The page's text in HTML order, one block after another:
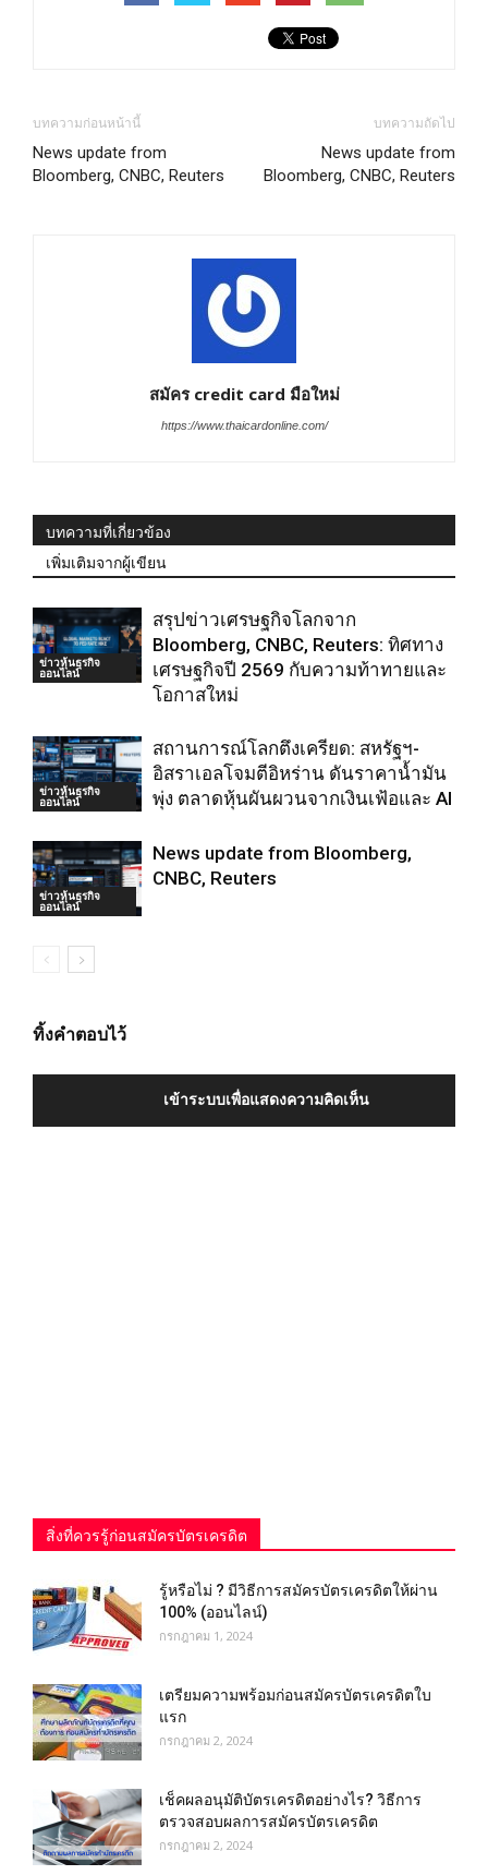
บทความก่อนหน้านี้
News update from
Bloomberg, CNBC, Reuters
บทความถัดไป
News update from
Bloomberg, CNBC, Reuters
สมัคร credit card มือใหม่
https://www.thaicardonline.com/
บทความที่เกี่ยวข้อง
เพิ่มเติมจากผู้เขียน
ข่าวหุ้นธุรกิจ
ออนไลน์
สรุปข่าวเศรษฐกิจโลกจาก
Bloomberg, CNBC, Reuters: ทิศทาง
เศรษฐกิจปี 2569 กับความท้าทายและ
โอกาสใหม่
ข่าวหุ้นธุรกิจ
ออนไลน์
สถานการณ์โลกตึงเครียด: สหรัฐฯ-
อิสราเอลโจมตีอิหร่าน ดันราคาน้ำมัน
พุ่ง ตลาดหุ้นผันผวนจากเงินเฟ้อและ AI
ข่าวหุ้นธุรกิจ
ออนไลน์
News update from Bloomberg,
CNBC, Reuters
ทิ้งคำตอบไว้
เข้าระบบเพื่อแสดงความคิดเห็น
สิ่งที่ควรรู้ก่อนสมัครบัตรเครดิต
รู้หรือไม่ ? มีวิธีการสมัครบัตรเครดิตให้ผ่าน
100% (ออนไลน์)
กรกฎาคม 1, 2024
เตรียมความพร้อมก่อนสมัครบัตรเครดิตใบ
แรก
กรกฎาคม 2, 2024
เช็คผลอนุมัติบัตรเครดิตอย่างไร? วิธีการ
ตรวจสอบผลการสมัครบัตรเครดิต
กรกฎาคม 2, 2024